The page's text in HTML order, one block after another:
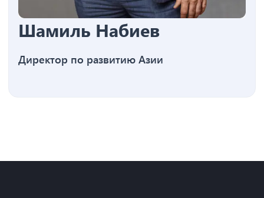
Шамиль Набиев
Директор по развитию Азии